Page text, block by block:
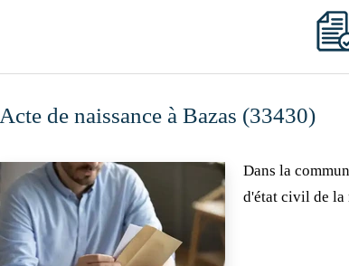
Acte de naissance à Bazas (33430)
Dans la
d'état civil de la